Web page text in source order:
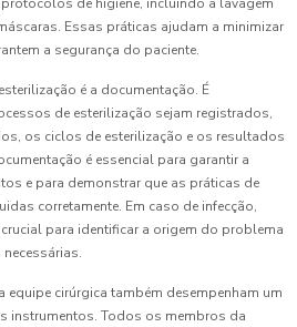
de higiene, incluindo a lavagem
Essas práticas ajudam a minimizar
a segurança do paciente.
é a documentação. É
de esterilização sejam registrados,
os ciclos de esterilização e os resultados
é essencial para garantir a
e para demonstrar que as práticas de
corretamente. Em caso de infecção,
para identificar a origem do problema
equipe cirúrgica também desempenham um
instrumentos. Todos os membros da